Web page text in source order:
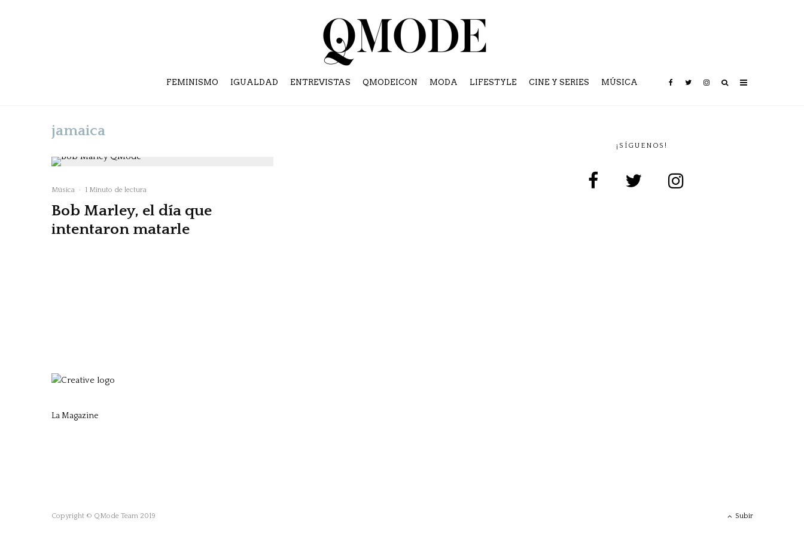
FEMINISMO IGUALDAD ENTREVISTAS QMODEICON MODA LIFESTYLE CINE Y SERIES MÚSICA
jamaica
Música · 1 Minuto de lectura
Bob Marley, el día que
intentaron matarle
¡SÍGUENOS!
La Magazine
Copyright © QMode Team 2019 Subir